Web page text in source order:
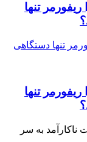
تنها
تنها
ناکارآمد به سر